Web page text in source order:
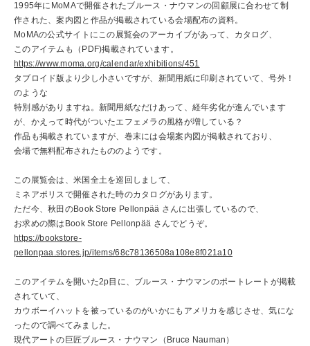
1995年にMoMAで開催されたブルース・ナウマンの回顧展に合わせて制
作された、案内図と作品が掲載されている会場配布の資料。
MoMAの公式サイトにこの展覧会のアーカイブがあって、カタログ、
このアイテムも（PDF)掲載されています。
https://www.moma.org/calendar/exhibitions/451
タブロイド版より少し小さいですが、新聞用紙に印刷されていて、号外！
のような
特別感がありますね。新聞用紙なだけあって、経年劣化が進んでいます
が、かえって時代がついたエフェメラの風格が増している？
作品も掲載されていますが、巻末には会場案内図が掲載されており、
会場で無料配布されたもののようです。
この展覧会は、米国全土を巡回しまして、
ミネアポリスで開催された時のカタログがあります。
ただ今、秋田のBook Store Pellonpää さんに出張しているので、
お求めの際はBook Store Pellonpää さんでどうぞ。
https://bookstore-
pellonpaa.stores.jp/items/68c78136508a108e8f021a10
このアイテムを開いた2p目に、ブルース・ナウマンのポートレートが掲載
されていて、
カウボーイハットを被っているのがいかにもアメリカを感じさせ、気にな
ったので調べてみました。
現代アートの巨匠ブルース・ナウマン（Bruce Nauman）